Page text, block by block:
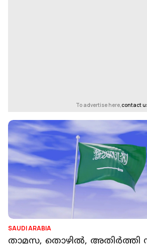
To advertise here, contact
SAUDI ARABIA
താമസ, തൊഴിൽ, അതിർത്തി